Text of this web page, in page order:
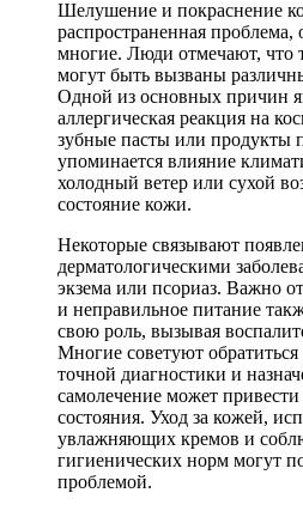
Шелушение и покраснение
распространенная проблема,
многие. Люди отмечают, что
могут быть вызваны
Одной из основных причин
аллергическая реакция на
зубные пасты или продукты
упоминается влияние
холодный ветер или сухой
состояние кожи.
Некоторые связывают
дерматологическими
экзема или псориаз. Важно
и неправильное питание
свою роль, вызывая
Многие советуют обратиться
точной диагностики и
самолечение может
состояния. Уход за кожей,
увлажняющих кремов и
гигиенических норм могут
проблемой.